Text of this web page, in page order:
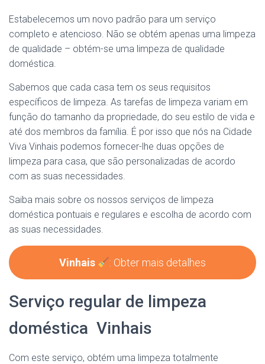
Estabelecemos um novo padrão para um serviço
completo e atencioso. Não se obtém apenas uma limpeza
de qualidade – obtém-se uma limpeza de qualidade
doméstica.
Sabemos que cada casa tem os seus requisitos
específicos de limpeza. As tarefas de limpeza variam em
função do tamanho da propriedade, do seu estilo de vida e
até dos membros da família. É por isso que nós na Cidade
Viva Vinhais podemos fornecer-lhe duas opções de
limpeza para casa, que são personalizadas de acordo
com as suas necessidades.
Saiba mais sobre os nossos serviços de limpeza
doméstica pontuais e regulares e escolha de acordo com
as suas necessidades.
Vinhais : Obter mais detalhes
Serviço regular de limpeza
doméstica Vinhais
Com este serviço, obtém uma limpeza totalmente